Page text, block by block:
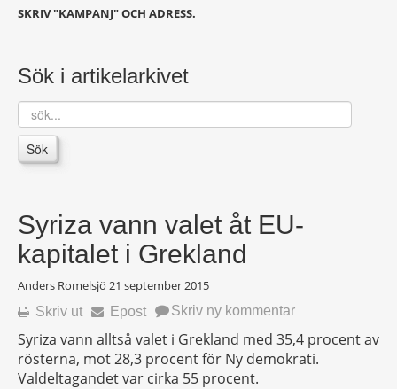
SKRIV "KAMPANJ" OCH ADRESS.
Sök i artikelarkivet
sök...
Sök
Syriza vann valet åt EU-
kapitalet i Grekland
Anders Romelsjö 21 september 2015
Skriv ut Epost Skriv ny kommentar
Syriza vann alltså valet i Grekland med 35,4 procent av
rösterna, mot 28,3 procent för Ny demokrati.
Valdeltagandet var cirka 55 procent.